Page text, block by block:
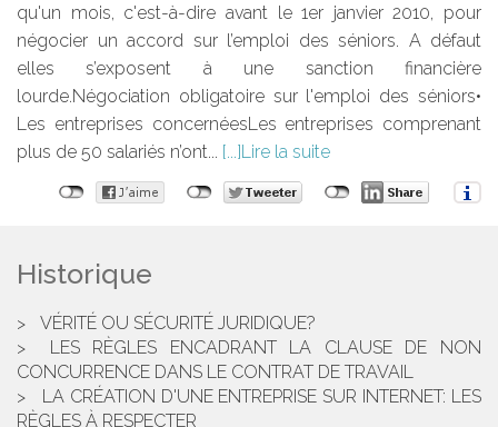
qu'un mois, c'est-à-dire avant le 1er janvier 2010, pour
négocier un accord sur l’emploi des séniors. A défaut
elles s’exposent à une sanction financière
lourde.Négociation obligatoire sur l'emploi des séniors•
Les entreprises concernéesLes entreprises comprenant
plus de 50 salariés n’ont...
Lire la suite
Historique
VÉRITÉ OU SÉCURITÉ JURIDIQUE?
LES RÈGLES ENCADRANT LA CLAUSE DE NON
CONCURRENCE DANS LE CONTRAT DE TRAVAIL
LA CRÉATION D'UNE ENTREPRISE SUR INTERNET: LES
RÈGLES À RESPECTER